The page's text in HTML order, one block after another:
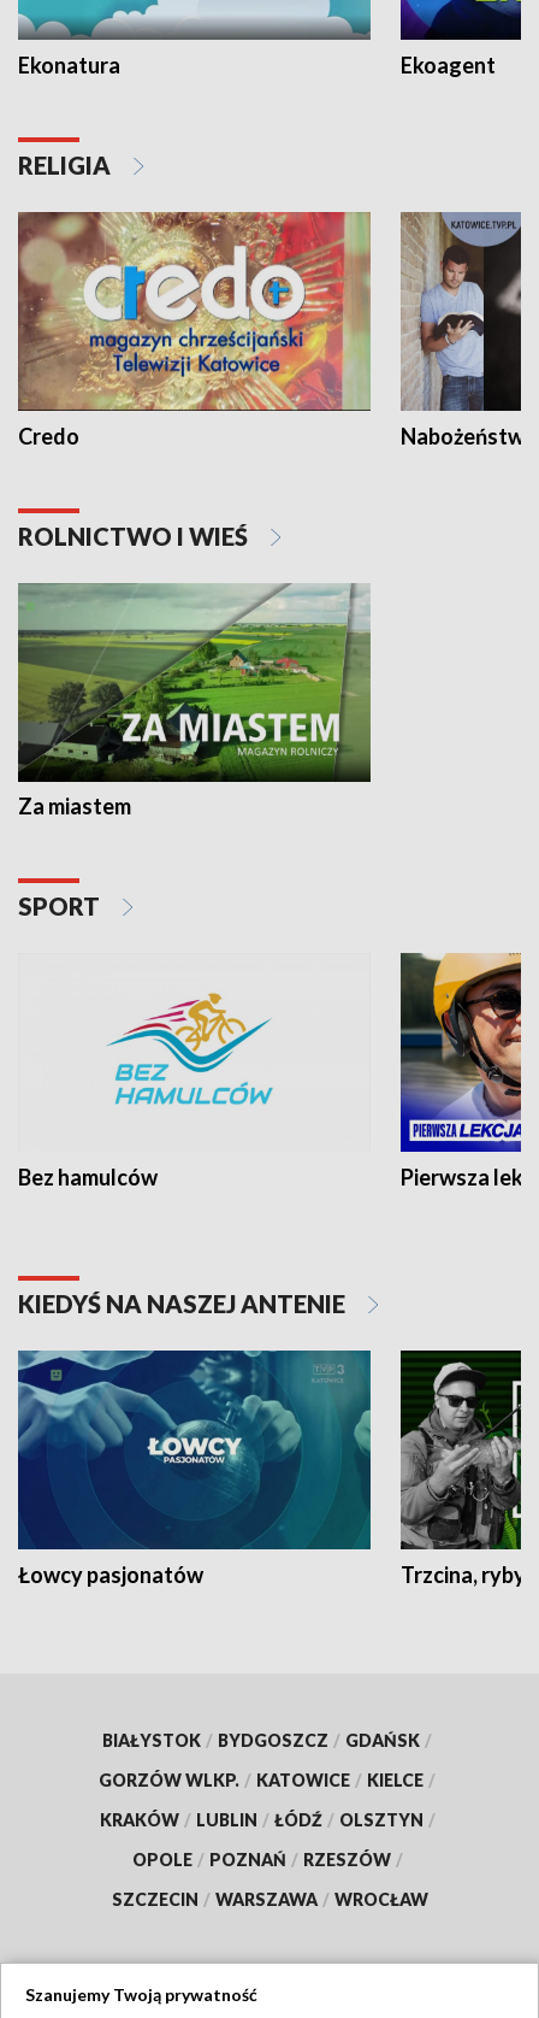
Ekonatura Ekoagent
RELIGIA
Credo
ROLNICTWO I WIEŚ
Za miastem
SPORT
Bez hamulców Pierwsza
KIEDYŚ NA NASZEJ ANTENIE
Łowcy pasjonatów Trzcina, ryby
BIAŁYSTOK / BYDGOSZCZ / GDAŃSK /
GORZÓW WLKP. / KATOWICE / KIELCE /
KRAKÓW / LUBLIN / ŁÓDŹ / OLSZTYN /
OPOLE / POZNAŃ / RZESZÓW /
SZCZECIN / WARSZAWA / WROCŁAW
Szanujemy Twoją prywatność